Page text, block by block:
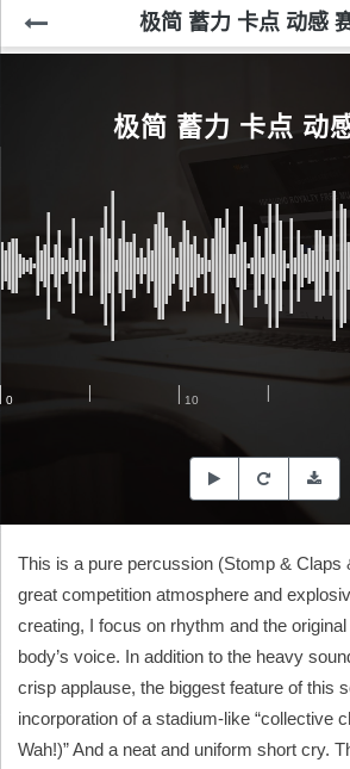
极简 蓄力 卡点 动感
极简 蓄力 卡点 动
This is a pure percussion (Stomp & Claps
great competition atmosphere and
creating, I focus on rhythm and the
body’s voice. In addition to the heavy
crisp applause, the biggest feature of this
incorporation of a stadium-like “collective
Wah!)” And a neat and uniform short cry.